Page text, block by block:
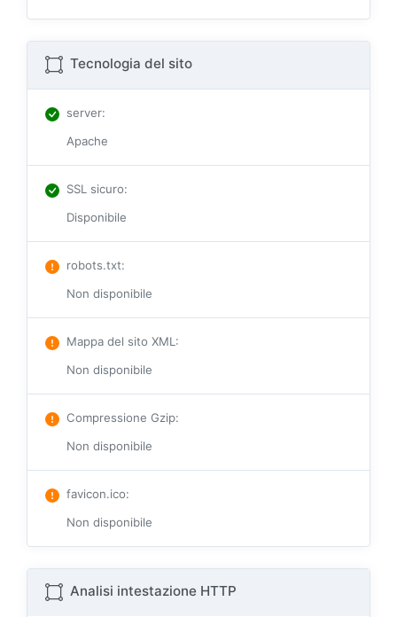
Tecnologia del sito
server:
Apache
SSL sicuro:
Disponibile
robots.txt:
Non disponibile
Mappa del sito XML:
Non disponibile
Compressione Gzip:
Non disponibile
favicon.ico:
Non disponibile
Analisi intestazione HTTP